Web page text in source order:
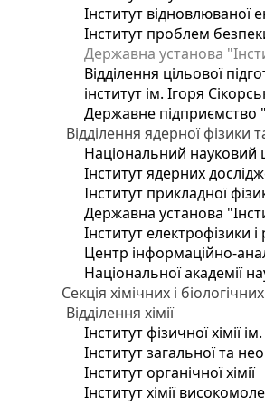
Інститут відновлюваної
Інститут проблем
Державна установа
Відділення цільової
інститут ім. Ігоря
Державне підприємство
Відділення ядерної фізики
Національний науковий
Інститут ядерних
Інститут прикладної
Державна установа
Інститут електрофізики
Центр інформаційно-
Національної академії
Секція хімічних і
Відділення хімії
Інститут фізичної хімії
Інститут загальної та
Інститут органічної хімії
Інститут хімії